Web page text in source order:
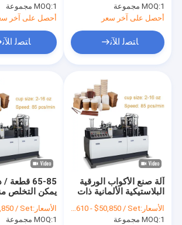
MOQ:1 مجموعة
أحصل على آخر
ﺎﺘﺼﻟ ﺍﻶﻧ
MOQ:1 مجموعة
أحصل على آخر سعر
ﺎﺘﺼﻟ ﺍﻶﻧ
65-85
يمكن التخلص
الشاي ورقة
تشكيل آلي
الأسعار:$50,850 / Set
MOQ:1 مجموعة
آلة صنع الأكواب الورقية
البلاستيكية الألمانية ذات
الطبقة المزدوجة
أوتوماتيكية بالكامل
الأسعار:FOB $49,610 - $50,850 / Set
MOQ:1 مجموعة